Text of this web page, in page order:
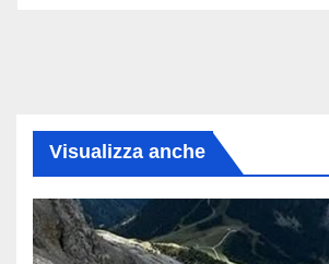
Visualizza anche